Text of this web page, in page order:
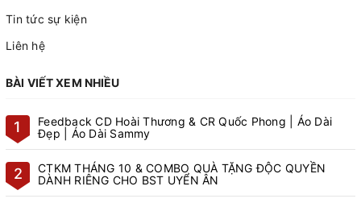
Tin tức sự kiện
Liên hệ
BÀI VIẾT XEM NHIỀU
1
Feedback CD Hoài Thương & CR Quốc Phong | Áo Dài
Đẹp | Áo Dài Sammy
2
CTKM THÁNG 10 & COMBO QUÀ TẶNG ĐỘC QUYỀN
DÀNH RIÊNG CHO BST UYỂN ÂN